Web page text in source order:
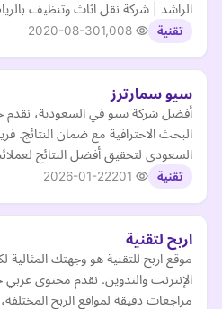
الراشد | شركة نقل اثاث وتنظيف
تقنية 2020-08-30
سيو سمارترز
أفضل شركة سيو في السعودية،
البحث الاحترافية مع ضمان
السعودي لتحقيق أفضل النتائج
تقنية 2026-01-22
اربح لتقنية
موقع اربح للتقنية هو وجهتك المثالية
الإنترنت والتدوين. نقدم محتوى
مراجعات دقيقة لمواقع الربح